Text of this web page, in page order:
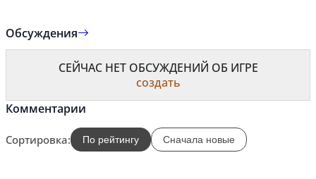
Обсуждения
СЕЙЧАС НЕТ ОБСУЖДЕНИЙ ОБ ИГРЕ
создать
Комментарии
Сортировка: По рейтингу Сначала новые